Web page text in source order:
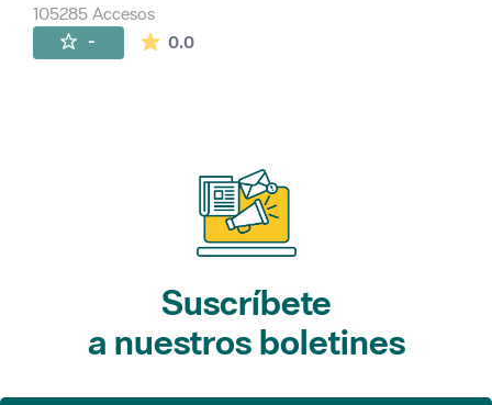
105285 Accesos
- 0.0La valoración media es de 0 estrellas de
Suscríbete
a nuestros boletines